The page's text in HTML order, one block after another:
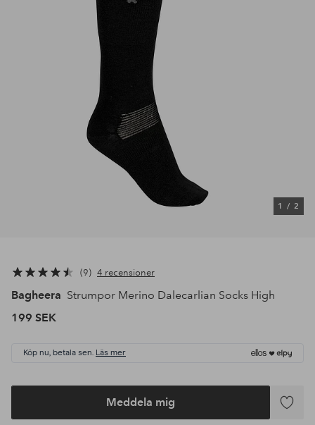
1 / 2
9 4 recensioner
Bagheera Strumpor Merino Dalecarlian Socks High
199 SEK
Köp nu, betala sen. Läs mer
Meddela mig
Lägg